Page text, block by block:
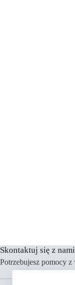
Skontaktuj się z nami
Potrzebujesz pomocy z